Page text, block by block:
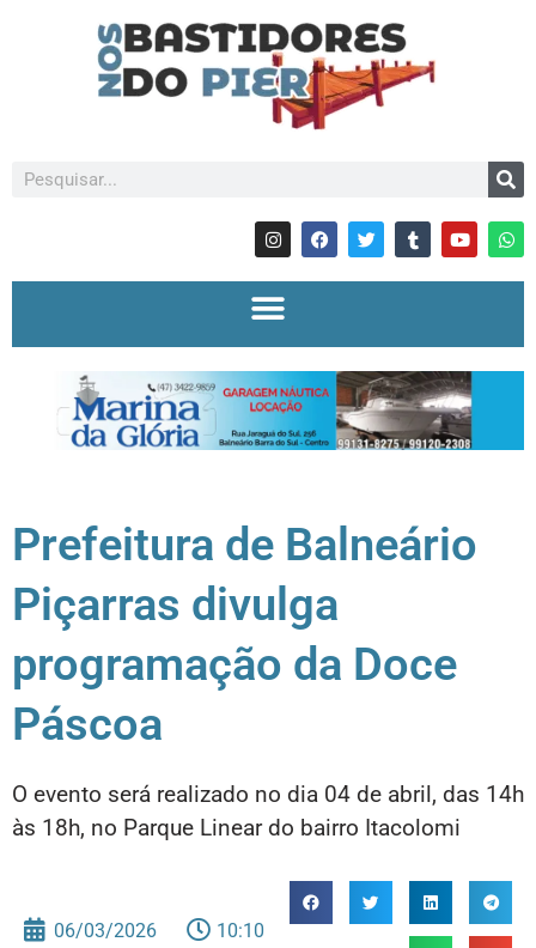
Prefeitura de Balneário
Piçarras divulga
programação da Doce
Páscoa
O evento será realizado no dia 04 de abril, das 14h
às 18h, no Parque Linear do bairro Itacolomi
06/03/2026 10:10